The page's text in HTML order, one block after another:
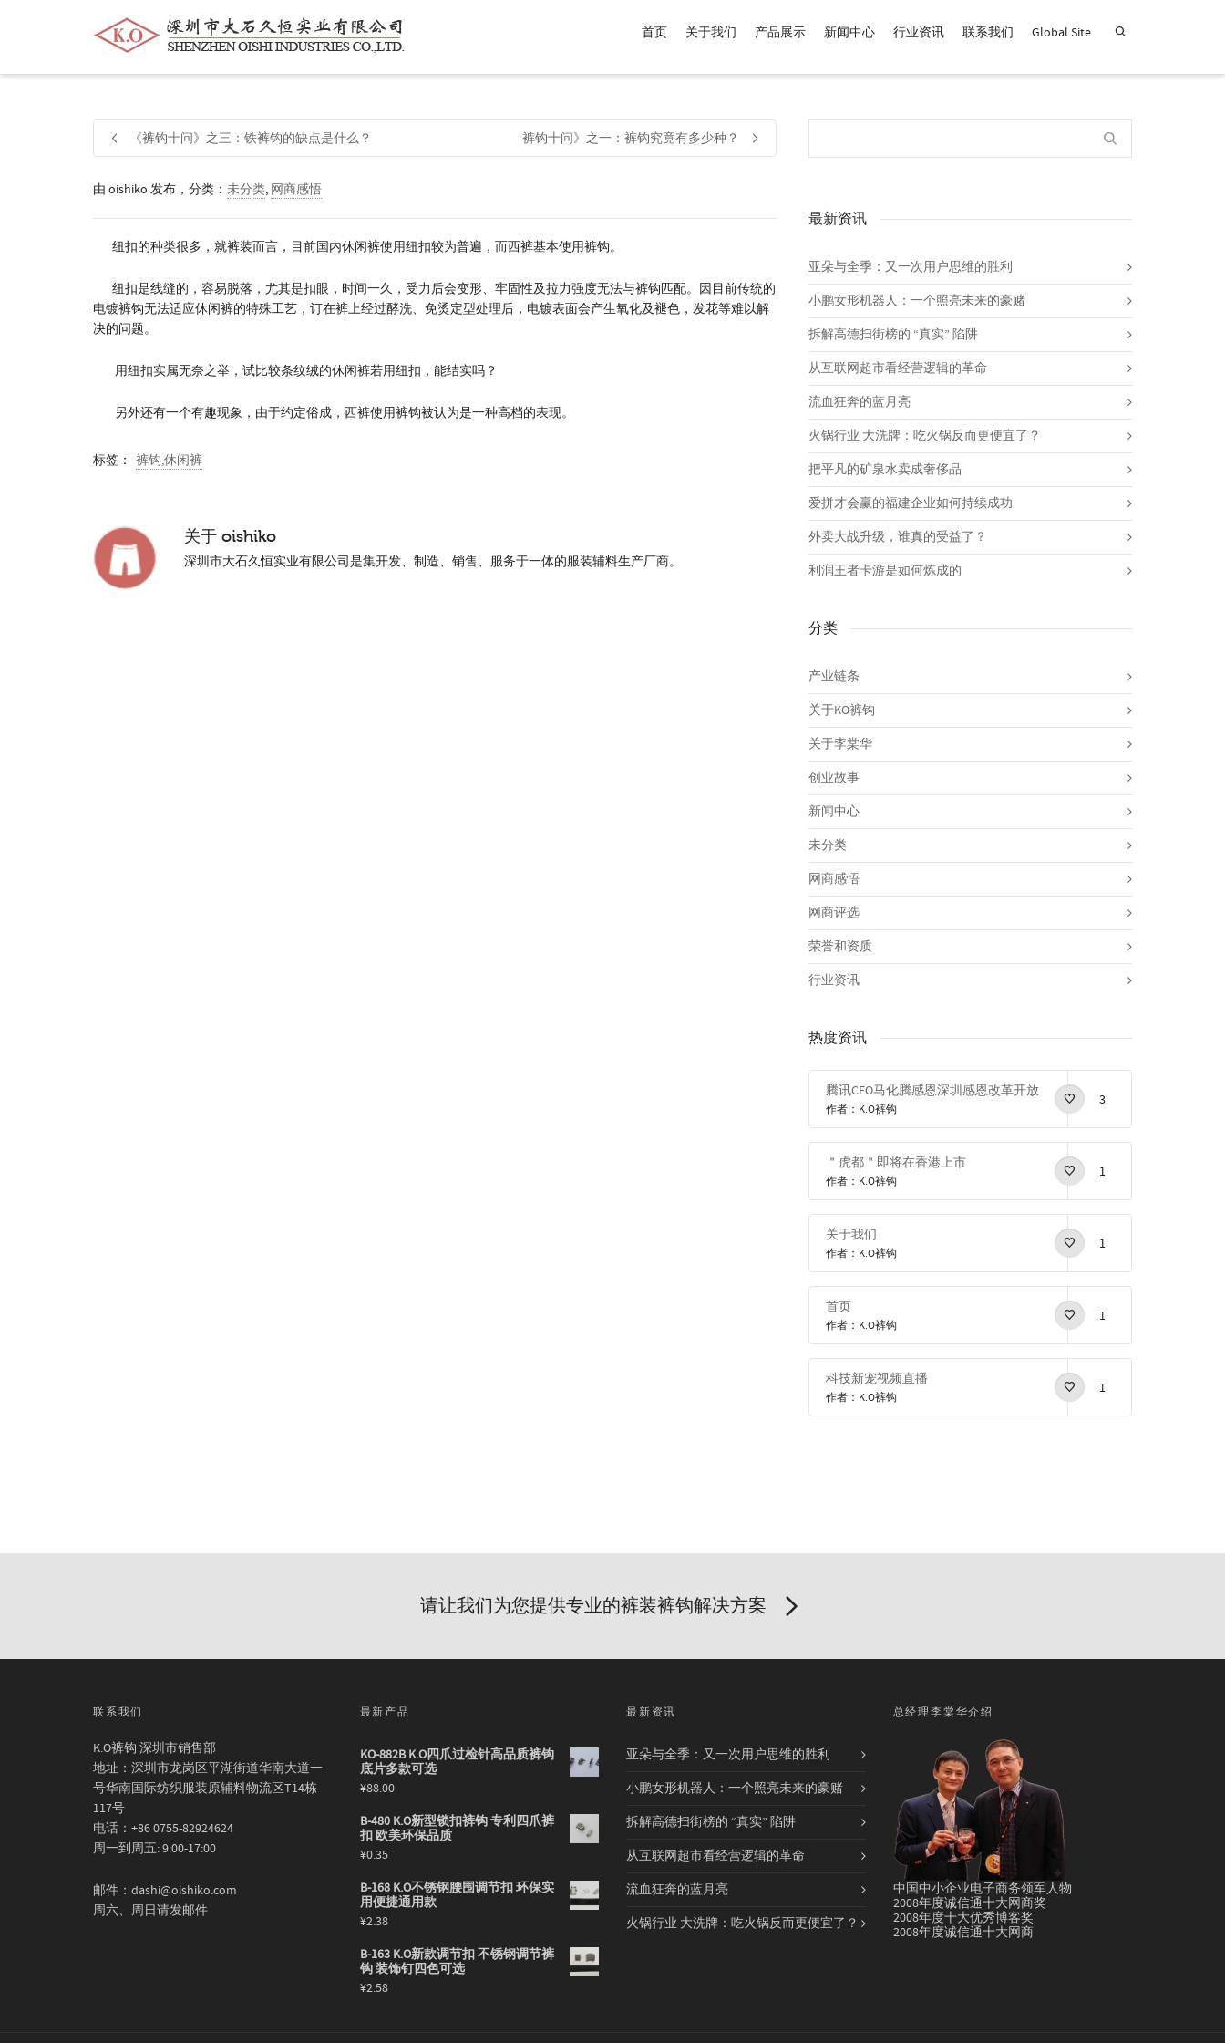
帮我查找新的衬衫尺码中号价格介于 商品，品牌为 默认品牌 .
首页 关于我们 产品展示 新闻中心 行业资讯 联系我们 Global Site
《裤钩十问》之三：铁裤钩的缺点是什么？ 裤钩十问》之一：裤钩究竟有多少种？
由 oishiko 发布，分类： 未分类, 网商感悟
纽扣的种类很多，就裤装而言，目前国内休闲裤使用纽扣较为普遍，而西裤基本使用裤钩。
纽扣是线缝的，容易脱落，尤其是扣眼，时间一久，受力后会变形、牢固性及拉力强度无法与裤钩匹配。因目前传统的
电镀裤钩无法适应休闲裤的特殊工艺，订在裤上经过酵洗、免烫定型处理后，电镀表面会产生氧化及褪色，发花等难以解
决的问题。
用纽扣实属无奈之举，试比较条纹绒的休闲裤若用纽扣，能结实吗？
另外还有一个有趣现象，由于约定俗成，西裤使用裤钩被认为是一种高档的表现。
标签： 裤钩,休闲裤
关于 oishiko
深圳市大石久恒实业有限公司是集开发、制造、销售、服务于一体的服装辅料生产厂商。
最新资讯
亚朵与全季：又一次用户思维的胜利
小鹏女形机器人：一个照亮未来的豪赌
拆解高德扫街榜的 “真实” 陷阱
从互联网超市看经营逻辑的革命
流血狂奔的蓝月亮
火锅行业 大洗牌：吃火锅反而更便宜了？
把平凡的矿泉水卖成奢侈品
爱拼才会赢的福建企业如何持续成功
外卖大战升级，谁真的受益了？
利润王者卡游是如何炼成的
分类
产业链条
关于KO裤钩
关于李棠华
创业故事
新闻中心
未分类
网商感悟
网商评选
荣誉和资质
行业资讯
热度资讯
腾讯CEO马化腾感恩深圳感恩改革开放
作者：K.O裤钩
3
＂虎都＂即将在香港上市
作者：K.O裤钩
1
关于我们
作者：K.O裤钩
1
首页
作者：K.O裤钩
1
科技新宠视频直播
作者：K.O裤钩
1
请让我们为您提供专业的裤装裤钩解决方案
联系我们
K.O裤钩 深圳市销售部
地址：深圳市龙岗区平湖街道华南大道一
号华南国际纺织服装原辅料物流区T14栋
117号
电话：+86 0755-82924624
周一到周五: 9:00-17:00
邮件：dashi@oishiko.com
周六、周日请发邮件
最新产品
KO-882B K.O四爪过检针高品质裤钩
底片多款可选
¥88.00
B-480 K.O新型锁扣裤钩 专利四爪裤
扣 欧美环保品质
¥0.35
B-168 K.O不锈钢腰围调节扣 环保实
用便捷通用款
¥2.38
B-163 K.O新款调节扣 不锈钢调节裤
钩 装饰钉四色可选
¥2.58
最新资讯
亚朵与全季：又一次用户思维的胜利
小鹏女形机器人：一个照亮未来的豪赌
拆解高德扫街榜的 “真实” 陷阱
从互联网超市看经营逻辑的革命
流血狂奔的蓝月亮
火锅行业 大洗牌：吃火锅反而更便宜了？
总经理李棠华介绍
中国中小企业电子商务领军人物
2008年度诚信通十大网商奖
2008年度十大优秀博客奖
2008年度诚信通十大网商